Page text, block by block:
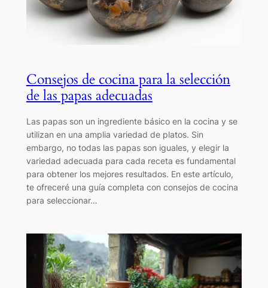
Consejos de cocina para la selección
de las papas adecuadas
Las papas son un ingrediente básico en la cocina y se
utilizan en una amplia variedad de platos. Sin
embargo, no todas las papas son iguales, y elegir la
variedad adecuada para cada receta es fundamental
para obtener los mejores resultados. En este artículo,
te ofreceré una guía completa con consejos de cocina
para seleccionar…